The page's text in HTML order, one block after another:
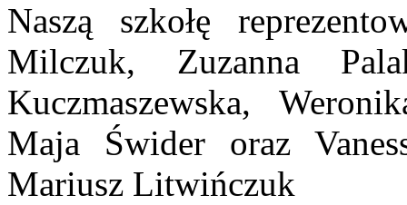
Naszą szkołę
Milczuk, Zuzanna
Kuczmaszewska,
Maja Świder oraz
Mariusz Litwińczuk